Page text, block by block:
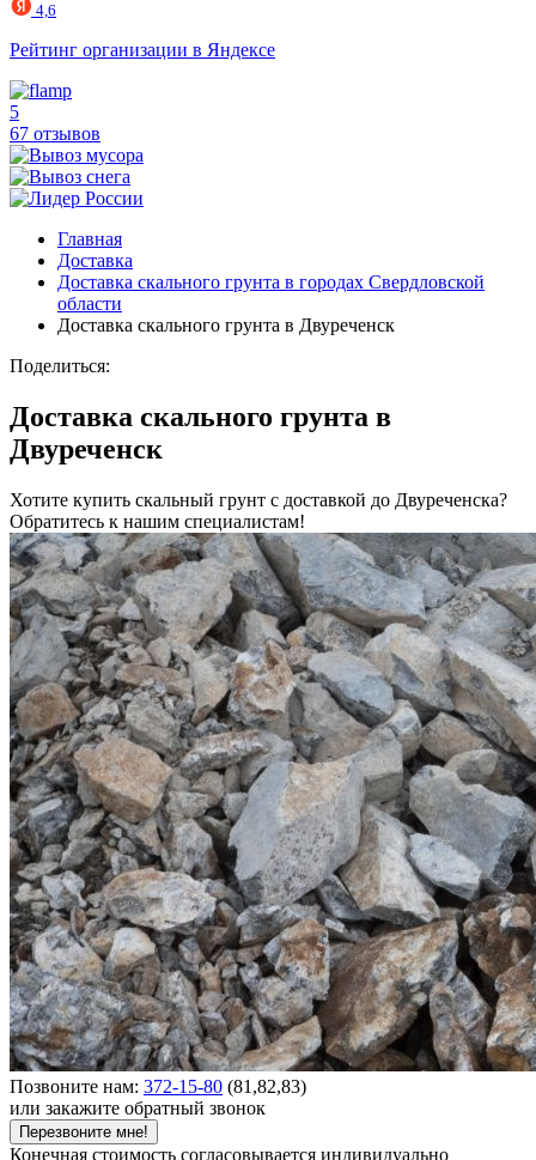
4,6
Рейтинг организации в Яндексе
5
67 отзывов
Главная
Доставка
Доставка скального грунта в городах Свердловской
области
Доставка скального грунта в Двуреченск
Поделиться:
Доставка скального грунта в
Двуреченск
Хотите купить скальный грунт с доставкой до Двуреченска?
Обратитесь к нашим специалистам!
Позвоните нам: 372-15-80 (81,82,83)
или закажите обратный звонок
Перезвоните мне!
Конечная стоимость согласовывается индивидуально